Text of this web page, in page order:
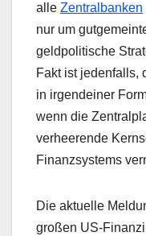
alle Zentralbanken
nur um
geldpolitische
Fakt ist jedenfalls,
in irgendeiner
wenn die
verheerende
Finanzsystems
Die aktuelle
großen US-